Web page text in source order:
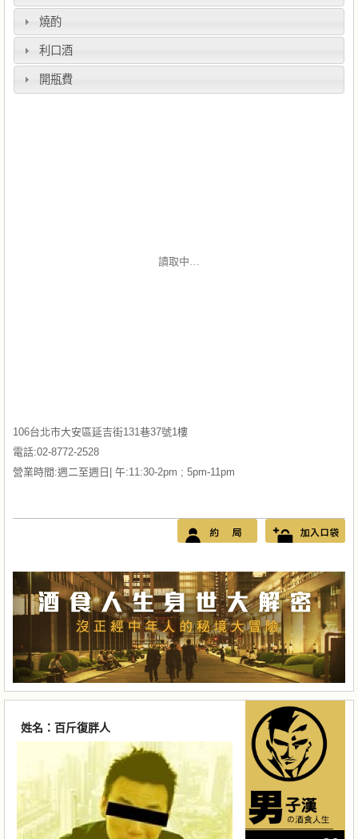
燒酌
利口酒
開瓶費
讀取中…
106台北市大安區延吉街131巷37號1樓
電話:02-8772-2528
營業時間:週二至週日| 午:11:30-2pm ; 5pm-11pm
姓名：百斤復胖人